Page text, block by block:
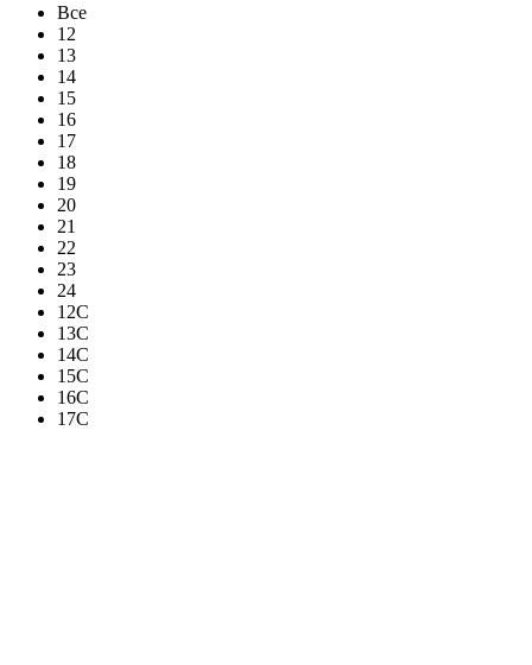
Все
12
13
14
15
16
17
18
19
20
21
22
23
24
12C
13C
14C
15C
16C
17C